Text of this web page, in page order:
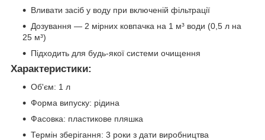
Вливати засіб у воду при включеній фільтрації
Дозування — 2 мірних ковпачка на 1 м³ води (0,5 л на
25 м³)
Підходить для будь-якої системи очищення
Характеристики:
Об'єм: 1 л
Форма випуску: рідина
Фасовка: пластикове пляшка
Термін зберігання: 3 роки з дати виробництва